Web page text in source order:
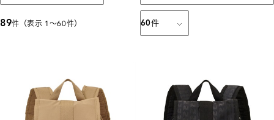
89件（表示 1〜60件） 60件